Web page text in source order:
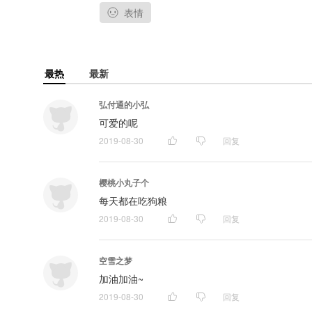
表情
最热 最新
弘付通的小弘
可爱的呢
2019-08-30 回复
樱桃小丸子个
每天都在吃狗粮
2019-08-30 回复
空雪之梦
加油加油~
2019-08-30 回复